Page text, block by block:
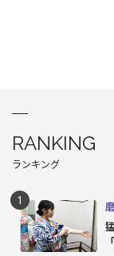
RANKING
ランキング